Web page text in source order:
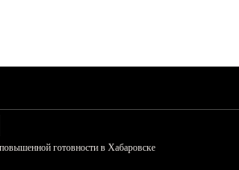
готовности в Хабаровске